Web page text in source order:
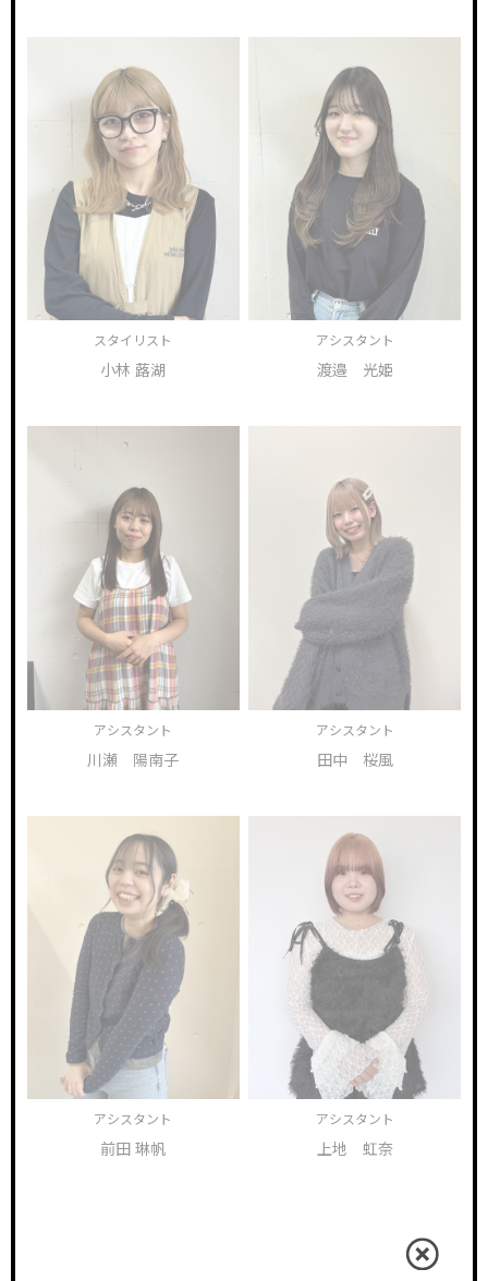
スタイリスト
小林 蕗湖
アシスタント
渡邉 光姫
アシスタント
川瀬 陽南子
アシスタント
田中 桜風
アシスタント
前田 琳帆
アシスタント
上地 虹奈